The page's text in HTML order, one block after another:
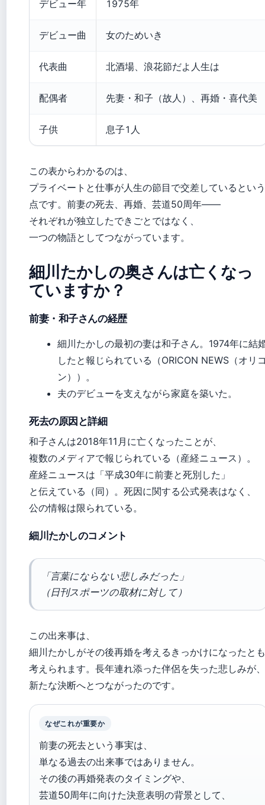
デビュー年 1975年
デビュー曲 女のためいき
代表曲 北酒場、浪花節だよ人生は
配偶者 先妻・和子（故人）、再婚・喜代美
子供 息子1人
この表からわかるのは、
プライベートと仕事が人生の節目で交差しているという
点です。前妻の死去、再婚、芸道50周年——
それぞれが独立したできごとではなく、
一つの物語としてつながっています。
細川たかしの奥さんは亡くなっ
ていますか？
前妻・和子さんの経歴
細川たかしの最初の妻は和子さん。1974年に結
したと報じられている（ORICON NEWS（オリ
ン））。
夫のデビューを支えながら家庭を築いた。
死去の原因と詳細
和子さんは2018年11月に亡くなったことが、
複数のメディアで報じられている（産経ニュース）。
産経ニュースは「平成30年に前妻と死別した」
と伝えている（同）。死因に関する公式発表はなく、
公の情報は限られている。
細川たかしのコメント
「言葉にならない悲しみだった」
（日刊スポーツの取材に対して）
この出来事は、
細川たかしがその後再婚を考えるきっかけになったとも
考えられます。長年連れ添った伴侶を失った悲しみが、
新たな決断へとつながったのです。
なぜこれが重要か
前妻の死去という事実は、
単なる過去の出来事ではありません。
その後の再婚発表のタイミングや、
芸道50周年に向けた決意表明の背景として、